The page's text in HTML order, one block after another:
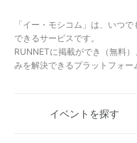
「イー・モシコム」は、いつ
できるサービスです。
RUNNETに掲載ができ（無料
みを解決できるプラットフォー
イベントを探す